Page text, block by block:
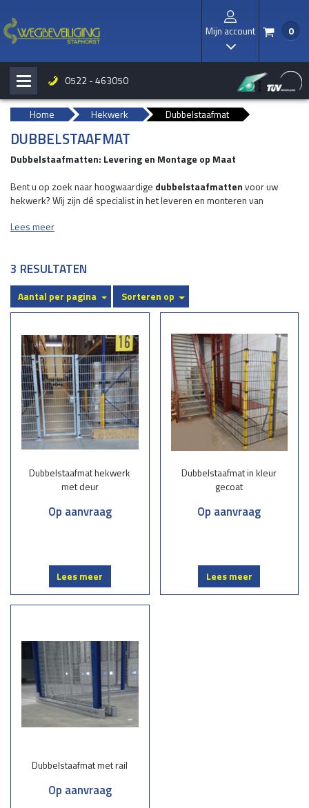
Mijn account
I
/ 0
H b 0522 - 463050
Home Hekwerk Dubbelstaafmat
DUBBELSTAAFMAT
Dubbelstaafmatten: Levering en Montage op Maat
Bent u op zoek naar hoogwaardige dubbelstaafmattenvoor uw
hekwerk? Wij zijn dé specialist in het leveren en monteren van
gaat om een residentiële tuin, industrieterrein, sportveld, of andere
Wat zijn dubbelstaafmatten?
horizontale staven en een verticale staaf, wat zorgt voor optimale
sterkte en stabiliteit. Ze zijn populair vanwege hun robuustheid, lange
levensduur en veelzijdigheid. Deze hekwerken zijn verkrijgbaar in
diverse afmetingen, kleuren en afwerkingen, zoals verzinkt of
gepoedercoat, zodat ze perfect aansluiten bij uw wensen.
Waarom kiezen voor onze dubbelstaafmatten?
uit hoogwaardig staal en bestand tegen alle weersomstandigheden.
Op maat gemaakt: Wij leveren hekwerken die volledig aansluiten bij uw
Professionele montage:Ons ervaren team zorgt voor een vakkundige
toepassingen:
Tuinomheiningen: Creëer een veilige en stijlvolle afbakening voor uw
Bedrijventerreinen:Bescherm uw terrein tegen ongewenste toegang.
Sportvelden:Zorg voor stevige afscherming zonder het zicht te
belemmeren.
Scholen:Veiligheid voor kinderen met duurzame omheiningen.
Onze werkwijze
Advies op maat:Samen bespreken we uw wensen en de meest
Lees meer
3 RESULTATEN
Aantal per pagina Sorteren op
Dubbelstaafmat hekwerk
met deur
Op aanvraag
Lees meer
Dubbelstaafmat in kleur
gecoat
Op aanvraag
Lees meer
Dubbelstaafmat met rail
Op aanvraag